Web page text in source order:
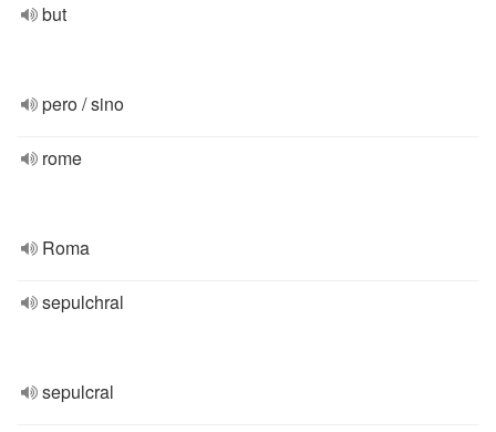
but
pero / sino
rome
Roma
sepulchral
sepulcral